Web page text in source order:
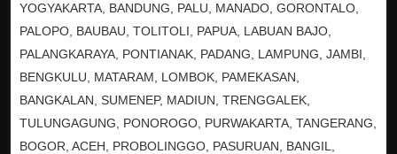
YOGYAKARTA, BANDUNG, PALU, MANADO, GORONTALO,
PALOPO, BAUBAU, TOLITOLI, PAPUA, LABUAN BAJO,
PALANGKARAYA, PONTIANAK, PADANG, LAMPUNG, JAMBI,
BENGKULU, MATARAM, LOMBOK, PAMEKASAN,
BANGKALAN, SUMENEP, MADIUN, TRENGGALEK,
TULUNGAGUNG, PONOROGO, PURWAKARTA, TANGERANG,
BOGOR, ACEH, PROBOLINGGO, PASURUAN, BANGIL,